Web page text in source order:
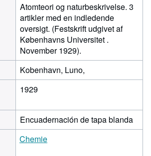
Atomteori og naturbeskrivelse. 3
artikler med en indledende
oversigt. (Festskrift udgivet af
Københavns Universitet .
November 1929).
Kobenhavn, Luno,
1929
Encuadernación de tapa blanda
Chemie